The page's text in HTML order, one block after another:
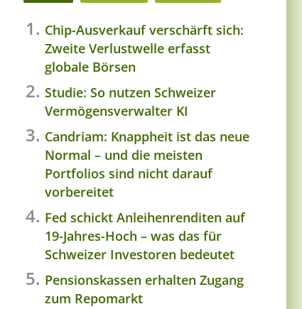
Chip-Ausverkauf verschärft sich:
Zweite Verlustwelle erfasst
globale Börsen
Studie: So nutzen Schweizer
Vermögensverwalter KI
Candriam: Knappheit ist das neue
Normal – und die meisten
Portfolios sind nicht darauf
vorbereitet
Fed schickt Anleihenrenditen auf
19-Jahres-Hoch – was das für
Schweizer Investoren bedeutet
Pensionskassen erhalten Zugang
zum Repomarkt